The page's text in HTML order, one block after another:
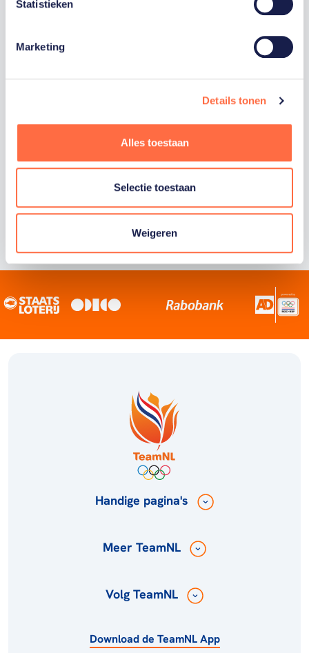
Statistieken
Marketing
Details tonen
Alles toestaan
Selectie toestaan
Weigeren
Trotse hoofdsponsor
Staatsloterij is trotse hoofdsponsor van
Handige pagina's
Meer TeamNL
Volg TeamNL
Download de TeamNL App